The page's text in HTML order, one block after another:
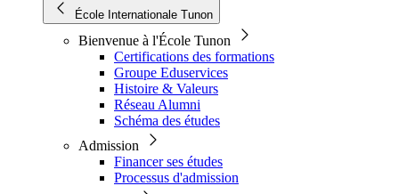
École Internationale Tunon
Bienvenue à l'École Tunon
Certifications des formations
Groupe Eduservices
Histoire & Valeurs
Réseau Alumni
Schéma des études
Admission
Financer ses études
Processus d'admission